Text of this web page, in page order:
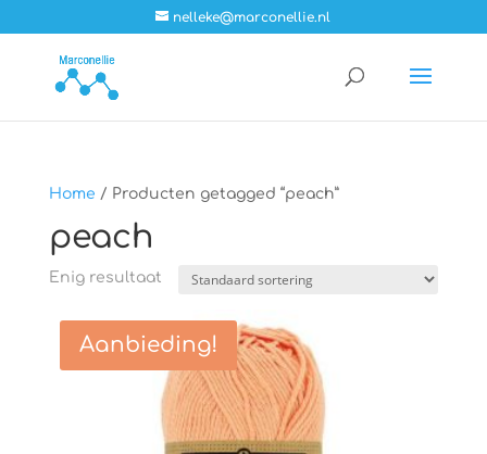
nelleke@marconellie.nl
Home / Producten getagged “peach”
peach
Enig resultaat
Aanbieding!